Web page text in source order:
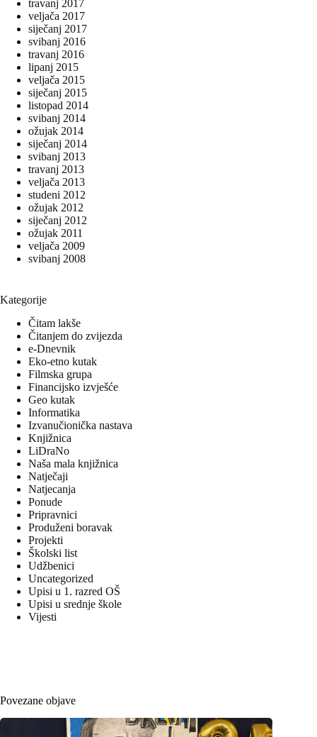
travanj 2017
veljača 2017
siječanj 2017
svibanj 2016
travanj 2016
lipanj 2015
veljača 2015
siječanj 2015
listopad 2014
svibanj 2014
ožujak 2014
siječanj 2014
svibanj 2013
travanj 2013
veljača 2013
studeni 2012
ožujak 2012
siječanj 2012
ožujak 2011
veljača 2009
svibanj 2008
Kategorije
Čitam lakše
Čitanjem do zvijezda
e-Dnevnik
Eko-etno kutak
Filmska grupa
Financijsko izvješće
Geo kutak
Informatika
Izvanučionička nastava
Knjižnica
LiDraNo
Naša mala knjižnica
Natječaji
Natjecanja
Ponude
Pripravnici
Produženi boravak
Projekti
Školski list
Udžbenici
Uncategorized
Upisi u 1. razred OŠ
Upisi u srednje škole
Vijesti
Povezane objave